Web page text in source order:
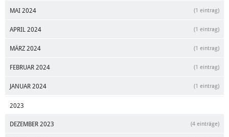
MAI 2024 (1 eintrag)
APRIL 2024 (1 eintrag)
MÄRZ 2024 (1 eintrag)
FEBRUAR 2024 (1 eintrag)
JANUAR 2024 (1 eintrag)
2023
DEZEMBER 2023 (4 einträge)